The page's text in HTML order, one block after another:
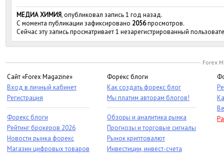
МЕДИА ХИМИЯ, опубликовал запись 1 год назад.
С момента публикации зафиксировано 2056просмотров.
Сейчас эту запись просматривает 1 незарегистрированный
Forex
Сайт «Forex Magazine»
Вход в личный кабинет
Регистрация
Форекс блоги
Рейтинг брокеров 2026
Новости рынка форекс
Магазин цифровых товаров
Форекс блоги
Как создать форекс блог
Мы платим авторам блогов!
Обзоры и аналитика рынка
Прогнозы и торговые сигналы
Рынок криптовалют
Инвестиции, инвест-счета